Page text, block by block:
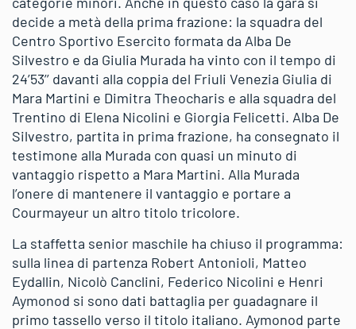
decide a metà della prima frazione: la squadra del
Centro Sportivo Esercito formata da Alba De
Silvestro e da Giulia Murada ha vinto con il tempo di
24’53’’ davanti alla coppia del Friuli Venezia Giulia di
Mara Martini e Dimitra Theocharis e alla squadra del
Trentino di Elena Nicolini e Giorgia Felicetti. Alba De
Silvestro, partita in prima frazione, ha consegnato il
testimone alla Murada con quasi un minuto di
vantaggio rispetto a Mara Martini. Alla Murada
l’onere di mantenere il vantaggio e portare a
Courmayeur un altro titolo tricolore.
La staffetta senior maschile ha chiuso il programma:
sulla linea di partenza Robert Antonioli, Matteo
Eydallin, Nicolò Canclini, Federico Nicolini e Henri
Aymonod si sono dati battaglia per guadagnare il
primo tassello verso il titolo italiano. Aymonod parte